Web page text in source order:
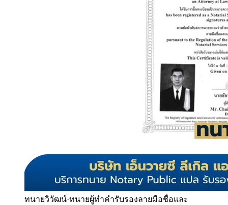
ทนายวิวัฒน์·ทนายผู้ทำคำรับรองลายมือชื่อและ